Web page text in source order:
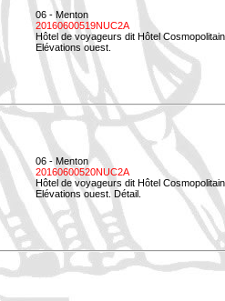
06 - Menton
20160600519NUC2A
Hôtel de voyageurs dit Hôtel
Elévations ouest.
06 - Menton
20160600520NUC2A
Hôtel de voyageurs dit Hôtel
Elévations ouest. Détail.